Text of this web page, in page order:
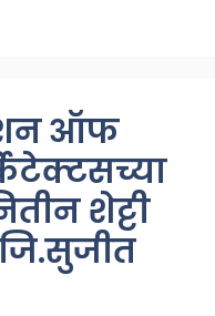
ऑफ
शेट्टी